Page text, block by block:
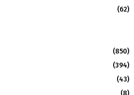
(62)
(850)
(394)
(43)
(8)